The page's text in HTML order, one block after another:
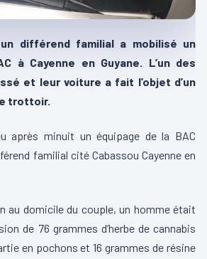
différend familial a mobilisé un
à Cayenne en Guyane. L’un des
et leur voiture a fait l’objet d’un
trottoir.
après minuit un équipage de la BAC
familial cité Cabassou Cayenne en
au domicile du couple, un homme était
de 76 grammes d’herbe de cannabis
en pochons et 16 grammes de résine